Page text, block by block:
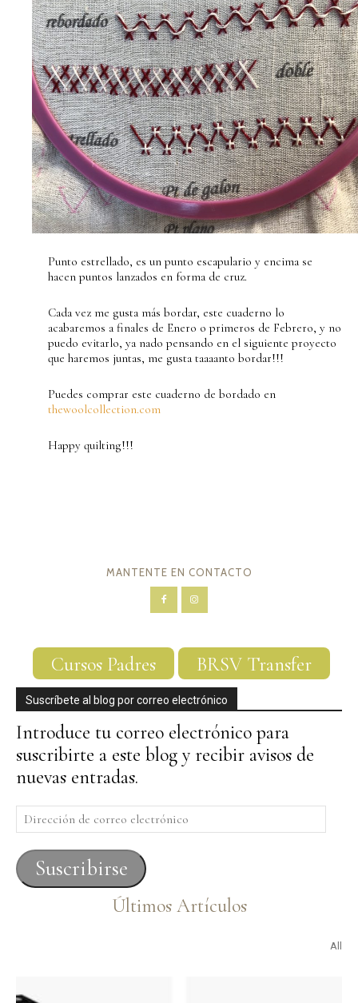
Punto estrellado, es un punto escapulario y encima se
hacen puntos lanzados en forma de cruz.
Cada vez me gusta más bordar, este cuaderno lo
acabaremos a finales de Enero o primeros de Febrero, y no
puedo evitarlo, ya nado pensando en el siguiente proyecto
que haremos juntas, me gusta taaaanto bordar!!!
Puedes comprar este cuaderno de bordado en
thewoolcollection.com
Happy quilting!!!
MANTENTE EN CONTACTO
Cursos Padres BRSV Transfer
Suscríbete al blog por correo electrónico
Introduce tu correo electrónico para
suscribirte a este blog y recibir avisos de
nuevas entradas.
Dirección
de
correo
electrónico
Suscribirse
Últimos Artículos
All